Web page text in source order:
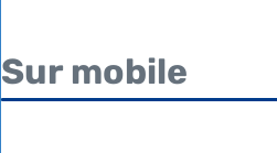
Sur mobile